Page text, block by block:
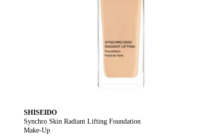
SHISEIDO
Synchro Skin Radiant Lifting Foundation
Make-Up